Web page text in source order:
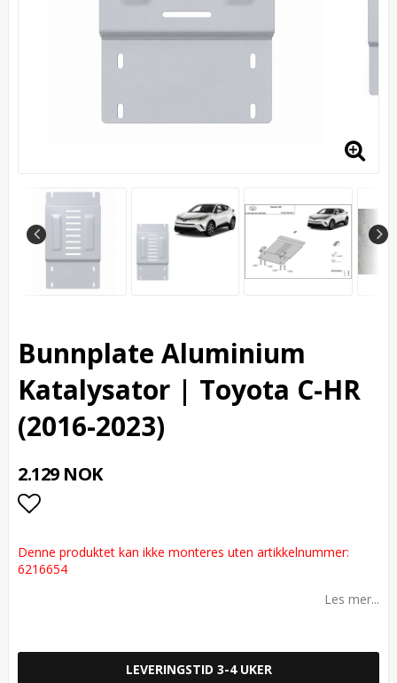
Bunnplate Aluminium
Katalysator | Toyota C-HR
(2016-2023)
2.129 NOK
Denne produktet kan ikke monteres uten artikkelnummer:
6216654
Les mer...
LEVERINGSTID 3-4 UKER